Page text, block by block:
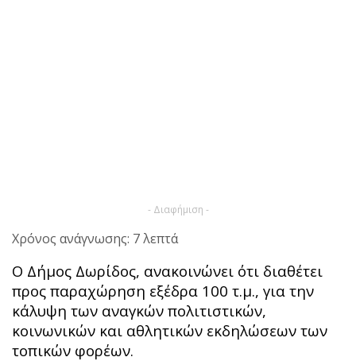
- Διαφήμιση -
Χρόνος ανάγνωσης: 7 λεπτά
Ο Δήμος Δωρίδος, ανακοινώνει ότι διαθέτει
προς παραχώρηση εξέδρα 100 τ.μ., για την
κάλυψη των αναγκών πολιτιστικών,
κοινωνικών και αθλητικών εκδηλώσεων των
τοπικών φορέων.